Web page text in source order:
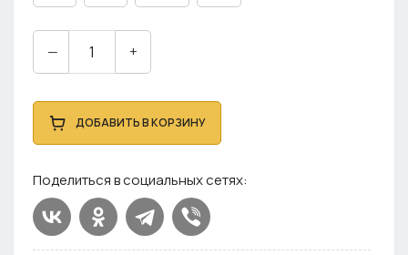
— +
ДОБАВИТЬ В КОРЗИНУ
Поделиться в социальных сетях: